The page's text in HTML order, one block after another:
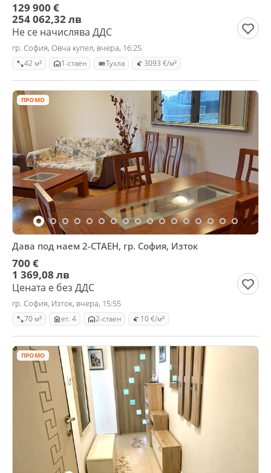
129 900 €
254 062,32 лв
Не се начислява ДДС
гр. София, Овча купел, вчера, 16:25
42 м² 1-стаен Тухла 3093 €/м²
ПРОМО
Дава под наем 2-СТАЕН, гр. София, Изток
700 €
1 369,08 лв
Цената е без ДДС
гр. София, Изток, вчера, 15:55
70 м² ет. 4 2-стаен 10 €/м²
ПРОМО